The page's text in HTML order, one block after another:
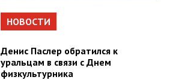
НОВОСТИ
Денис Паслер обратился к
уральцам в связи с Днем
физкультурника